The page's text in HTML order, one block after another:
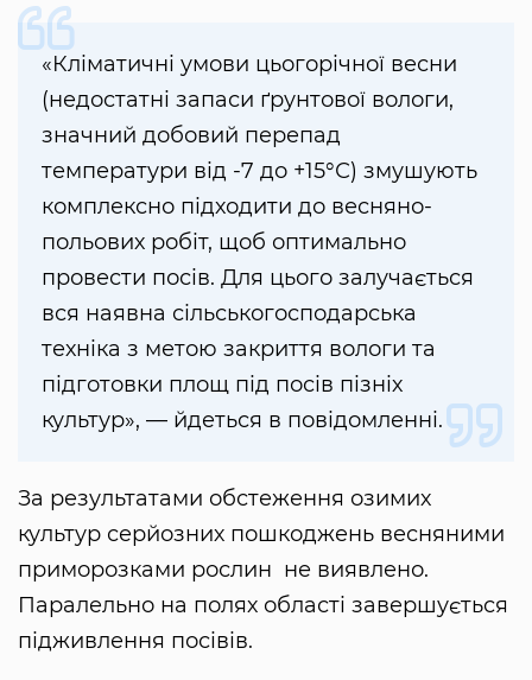
«Кліматичні умови цьогорічної весни
(недостатні запаси ґрунтової вологи,
значний добовий перепад
температури від -7 до +15°С) змушують
комплексно підходити до весняно-
польових робіт, щоб оптимально
провести посів. Для цього залучається
вся наявна сільськогосподарська
техніка з метою закриття вологи та
підготовки площ під посів пізніх
культур», — йдеться в повідомленні.
За результатами обстеження озимих
культур серйозних пошкоджень весняними
приморозками рослин не виявлено.
Паралельно на полях області завершується
підживлення посівів.